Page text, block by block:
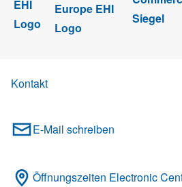
Kontakt
E-Mail schreiben
Öffnungszeiten Electronic